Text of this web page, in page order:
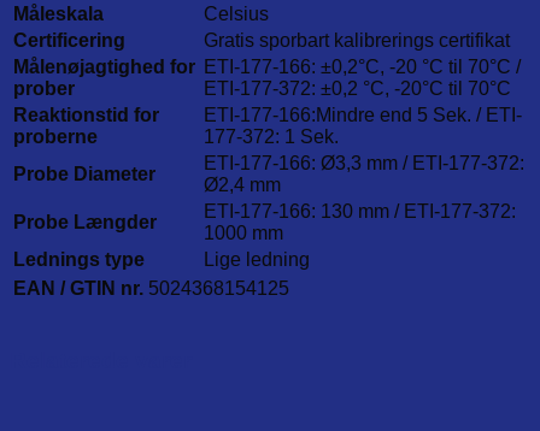
Måleskala
Celsius
Certificering
Gratis sporbart kalibrerings certifikat
Målenøjagtighed for
prober
ETI-177-166: ±0,2°C, -20 °C til 70°C /
ETI-177-372: ±0,2 °C, -20°C til 70°C
Reaktionstid for
proberne
ETI-177-166:Mindre end 5 Sek. / ETI-
177-372: 1 Sek.
Probe Diameter
ETI-177-166: Ø3,3 mm / ETI-177-372:
Ø2,4 mm
Probe Længder
ETI-177-166: 130 mm / ETI-177-372:
1000 mm
Lednings type
Lige ledning
EAN / GTIN nr. 5024368154125